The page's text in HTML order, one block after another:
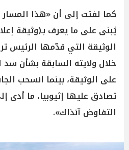
كما لفتت إلى أن «هذا المسار
يُبنى على ما يعرف بـ(وثيقة
الوثيقة التي قدّمها الرئيس
خلال ولايته السابقة بشأن
على الوثيقة، بينما انسحب
تصادق عليها إثيوبيا، ما أدى
التفاوض آنذاك».